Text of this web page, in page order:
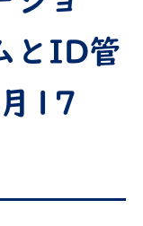
とID管
17